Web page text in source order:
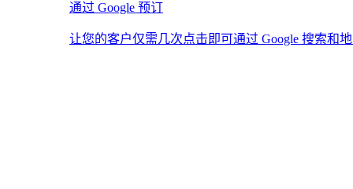
通过 Google 预订
让您的客户仅需几次点击即可通过 Google 搜索和